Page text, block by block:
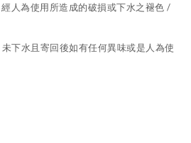
人為使用所造成的破損或下水之褪色 /
下水且 寄回後如有任何異味或是人為使